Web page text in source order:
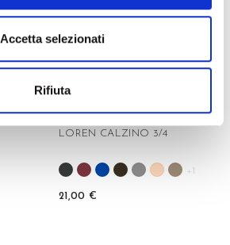
Accetta selezionati
Rifiuta
LOREN CALZINO 3/4
+1
21,00 €